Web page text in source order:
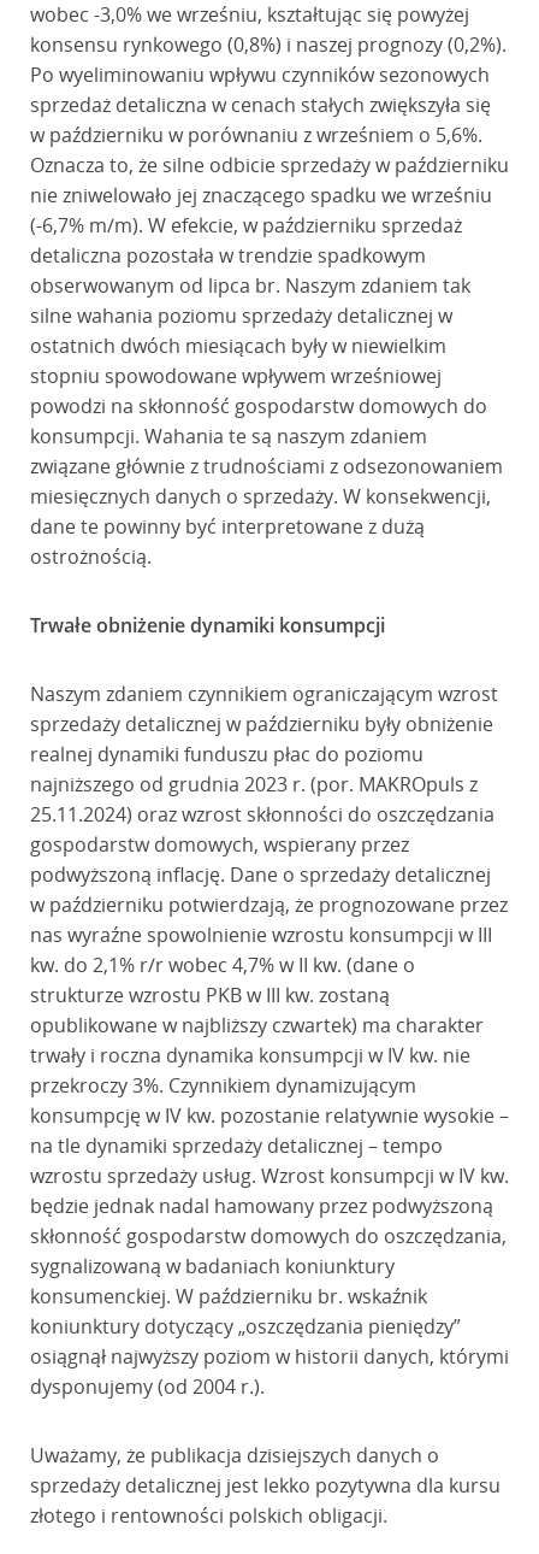
wobec -3,0% we wrześniu, kształtując się powyżej
konsensu rynkowego (0,8%) i naszej prognozy (0,2%).
Po wyeliminowaniu wpływu czynników sezonowych
sprzedaż detaliczna w cenach stałych zwiększyła się
w październiku w porównaniu z wrześniem o 5,6%.
Oznacza to, że silne odbicie sprzedaży w październiku
nie zniwelowało jej znaczącego spadku we wrześniu
(-6,7% m/m). W efekcie, w październiku sprzedaż
detaliczna pozostała w trendzie spadkowym
obserwowanym od lipca br. Naszym zdaniem tak
silne wahania poziomu sprzedaży detalicznej w
ostatnich dwóch miesiącach były w niewielkim
stopniu spowodowane wpływem wrześniowej
powodzi na skłonność gospodarstw domowych do
konsumpcji. Wahania te są naszym zdaniem
związane głównie z trudnościami z odsezonowaniem
miesięcznych danych o sprzedaży. W konsekwencji,
dane te powinny być interpretowane z dużą
ostrożnością.
Trwałe obniżenie dynamiki konsumpcji
Naszym zdaniem czynnikiem ograniczającym wzrost
sprzedaży detalicznej w październiku były obniżenie
realnej dynamiki funduszu płac do poziomu
najniższego od grudnia 2023 r. (por. MAKROpuls z
25.11.2024) oraz wzrost skłonności do oszczędzania
gospodarstw domowych, wspierany przez
podwyższoną inflację. Dane o sprzedaży detalicznej
w październiku potwierdzają, że prognozowane przez
nas wyraźne spowolnienie wzrostu konsumpcji w III
kw. do 2,1% r/r wobec 4,7% w II kw. (dane o
strukturze wzrostu PKB w III kw. zostaną
opublikowane w najbliższy czwartek) ma charakter
trwały i roczna dynamika konsumpcji w IV kw. nie
przekroczy 3%. Czynnikiem dynamizującym
konsumpcję w IV kw. pozostanie relatywnie wysokie –
na tle dynamiki sprzedaży detalicznej – tempo
wzrostu sprzedaży usług. Wzrost konsumpcji w IV kw.
będzie jednak nadal hamowany przez podwyższoną
skłonność gospodarstw domowych do oszczędzania,
sygnalizowaną w badaniach koniunktury
konsumenckiej. W październiku br. wskaźnik
koniunktury dotyczący „oszczędzania pieniędzy”
osiągnął najwyższy poziom w historii danych, którymi
dysponujemy (od 2004 r.).
Uważamy, że publikacja dzisiejszych danych o
sprzedaży detalicznej jest lekko pozytywna dla kursu
złotego i rentowności polskich obligacji.